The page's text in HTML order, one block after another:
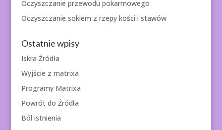
Oczyszczanie przewodu pokarmowego
Oczyszczanie sokiem z rzepy kości i stawów
Ostatnie wpisy
Iskra Źródła
Wyjście z matrixa
Programy Matrixa
Powrót do Źródła
Ból istnienia